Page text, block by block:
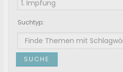
Suchtyp: